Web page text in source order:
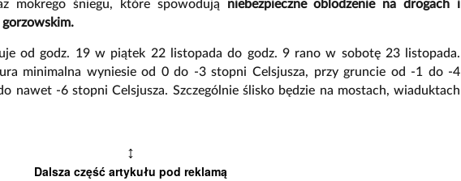
mokrego śniegu, które spowodują niebezpieczne oblodzenie na drogach i
od godz. 19 w piątek 22 listopada do godz. 9 rano w sobotę 23 listopada.
minimalna wyniesie od 0 do -3 stopni Celsjusza, przy gruncie od -1 do -4
nawet -6 stopni Celsjusza. Szczególnie ślisko będzie na mostach, wiaduktach
↕
Dalsza część artykułu pod reklamą